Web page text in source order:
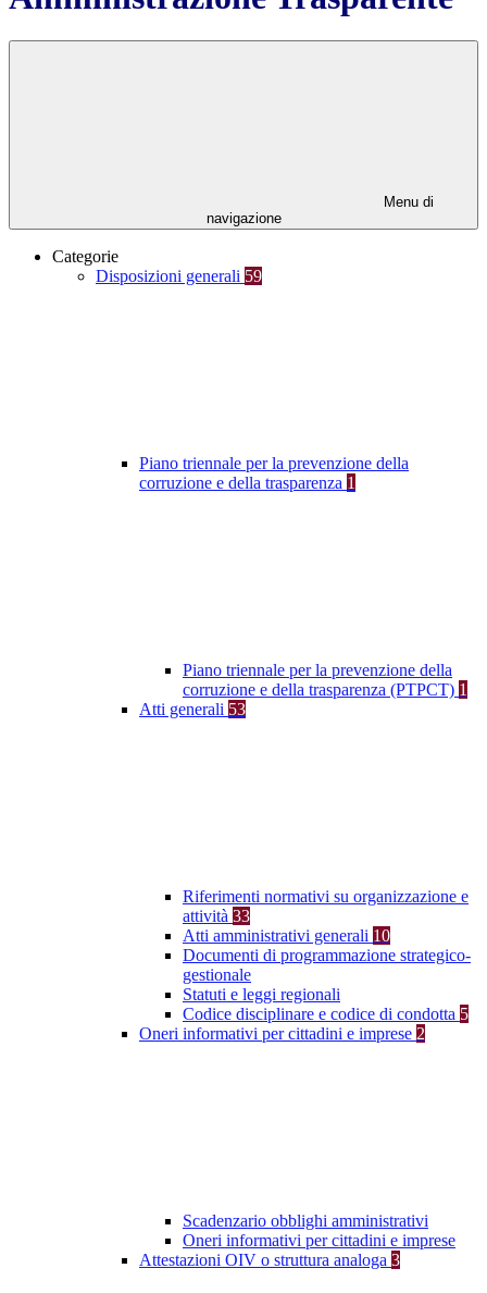
Menu di
navigazione
Categorie
Disposizioni generali 59
Piano triennale per la prevenzione della
corruzione e della trasparenza 1
Piano triennale per la prevenzione della
corruzione e della trasparenza (PTPCT) 1
Atti generali 53
Riferimenti normativi su organizzazione e
attività 33
Atti amministrativi generali 10
Documenti di programmazione strategico-
gestionale
Statuti e leggi regionali
Codice disciplinare e codice di condotta 5
Oneri informativi per cittadini e imprese 2
Scadenzario obblighi amministrativi
Oneri informativi per cittadini e imprese
Attestazioni OIV o struttura analoga 3